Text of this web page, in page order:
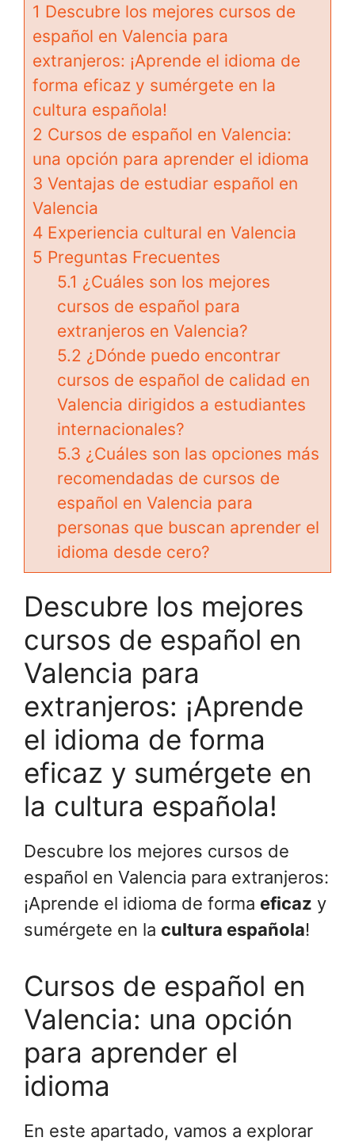
1 Descubre los mejores cursos de
español en Valencia para
extranjeros: ¡Aprende el idioma de
forma eficaz y sumérgete en la
cultura española!
2 Cursos de español en Valencia:
una opción para aprender el idioma
3 Ventajas de estudiar español en
Valencia
4 Experiencia cultural en Valencia
5 Preguntas Frecuentes
5.1 ¿Cuáles son los mejores
cursos de español para
extranjeros en Valencia?
5.2 ¿Dónde puedo encontrar
cursos de español de calidad en
Valencia dirigidos a estudiantes
internacionales?
5.3 ¿Cuáles son las opciones más
recomendadas de cursos de
español en Valencia para
personas que buscan aprender el
idioma desde cero?
Descubre los mejores
cursos de español en
Valencia para
extranjeros: ¡Aprende
el idioma de forma
eficaz y sumérgete en
la cultura española!
Descubre los mejores cursos de
español en Valencia para extranjeros:
¡Aprende el idioma de forma eficaz y
sumérgete en la cultura española!
Cursos de español en
Valencia: una opción
para aprender el
idioma
En este apartado, vamos a explorar